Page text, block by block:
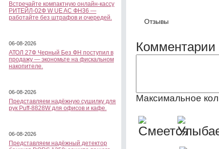
Встречайте компактную онлайн-кассу
РИТЕЙЛ-02Ф W UE AC ФН36 —
работайте без штрафов и очередей.
06-08-2026
АТОЛ 27Ф Черный Без ФН поступил в
продажу — экономьте на фискальном
накопителе.
06-08-2026
Представляем надёжную сушилку для
рук Puff-8828W для офисов и кафе.
06-08-2026
Представляем надёжный детектор
Отзывы
Комментарии
Максимальное